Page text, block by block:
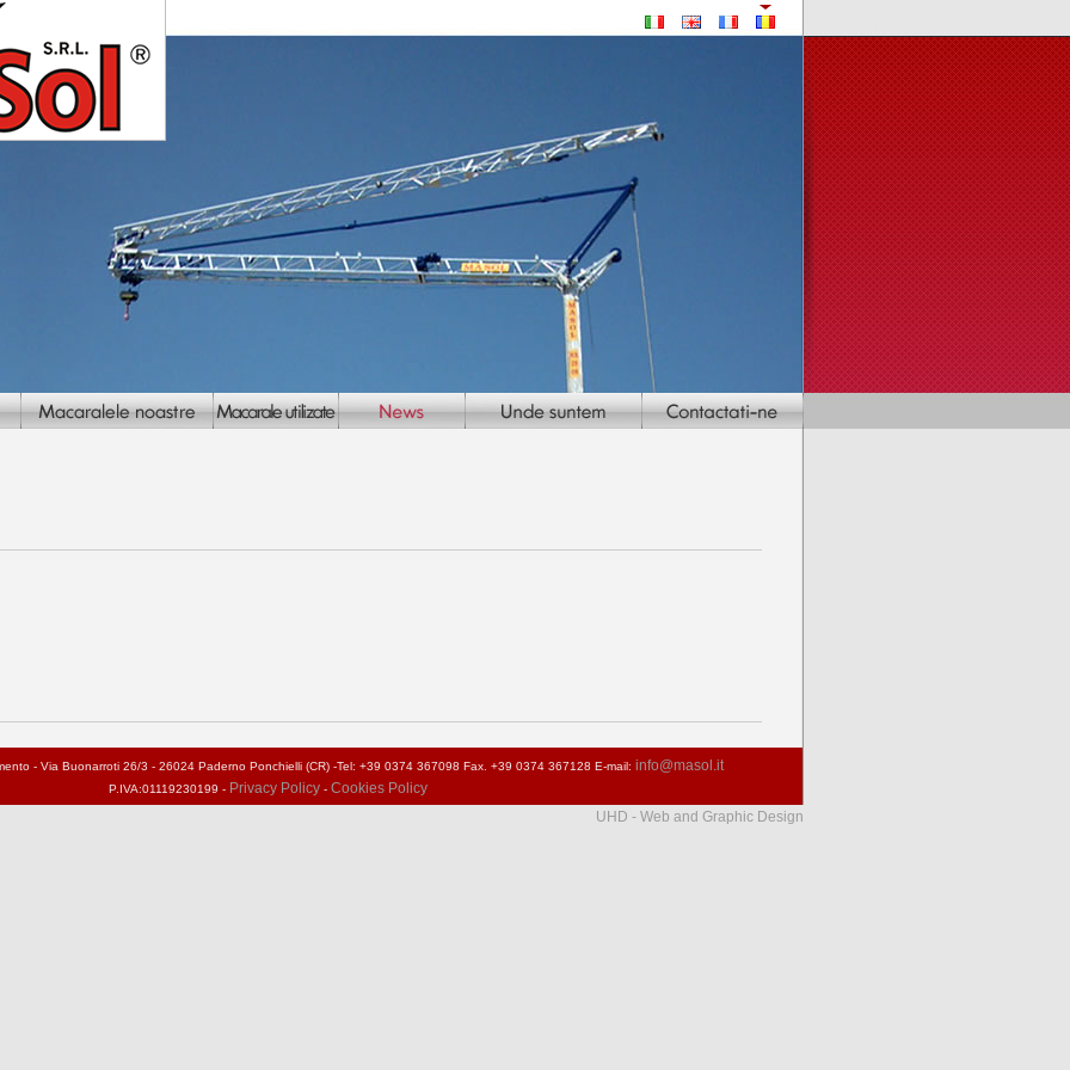
- Via Buonarroti 26/3 - 26024 Paderno Ponchielli (CR) -Tel: +39 0374 367098 Fax. +39 0374 367128 E-mail: info@masol.it
P.IVA:01119230199 - Privacy Policy- Cookies Policy
UHD - Web and Graphic Design